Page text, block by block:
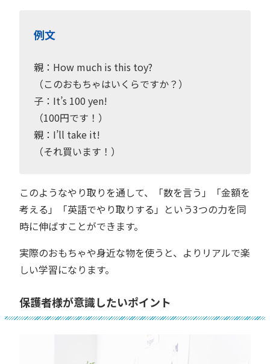
例文
親：How much is this toy?
（このおもちゃはいくらですか？）
子：It’s 100 yen!
（100円です！）
親：I’ll take it!
（それ買います！）
このようなやり取りを通して、「数を言う」「金額を
考える」「英語でやり取りする」という3つの力を同
時に伸ばすことができます。
実際のおもちゃや身近な物を使うと、よりリアルで楽
しい学習になります。
保護者様が意識したいポイント